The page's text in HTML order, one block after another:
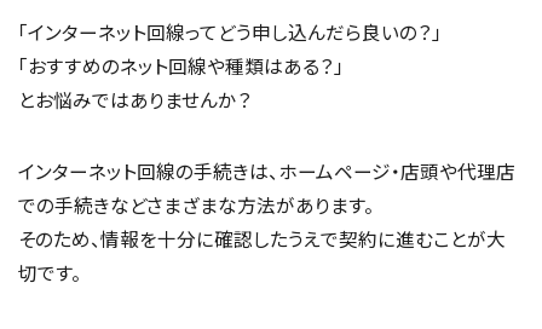
「インターネット回線ってどう申し込んだら良いの？」
「おすすめのネット回線や種類はある？」
とお悩みではありませんか？
インターネット回線の手続きは、ホームページ・店頭や代理店
での手続きなどさまざまな方法があります。
そのため、情報を十分に確認したうえで契約に進むことが大
切です。